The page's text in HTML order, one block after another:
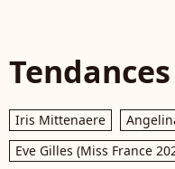
Tendances
Iris Mittenaere
Eve Gilles (Miss France